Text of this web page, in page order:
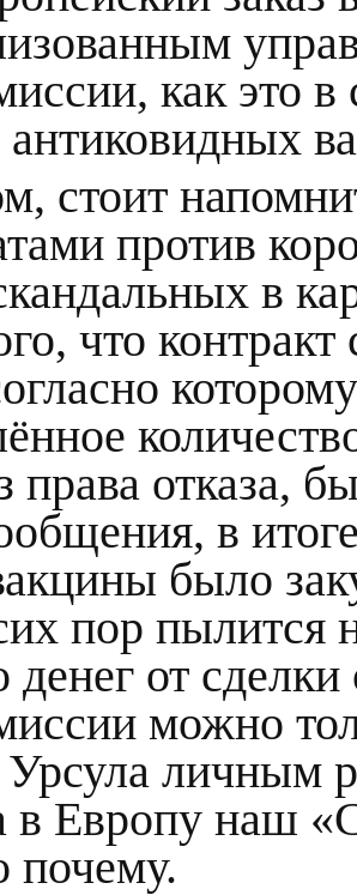
как это
антиковидных
стоит
против
в
что
права отказа,
в
было
пор пылится
денег от
можно
личным
в Европу наш
почему.